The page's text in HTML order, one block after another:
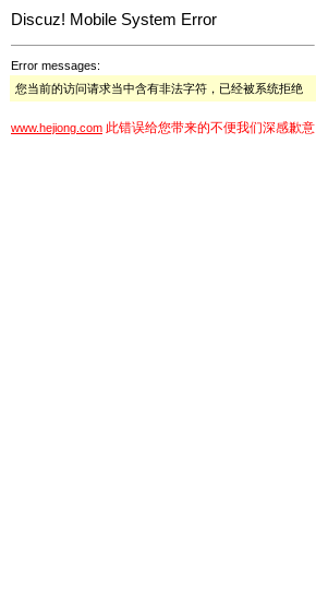
Discuz! Mobile System Error
Error messages:
您当前的访问请求当中含有非法字符，已经被系统拒绝
www.hejiong.com 此错误给您带来的不便我们深感歉意